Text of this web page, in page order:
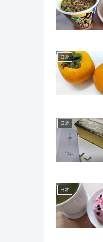
日常
日常
日常